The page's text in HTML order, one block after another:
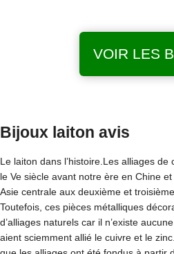
VOIR LES
Bijoux laiton avis
Le laiton dans l’histoire.Les alliages
le Ve siècle avant notre ère en Chine
Asie centrale aux deuxième et
Toutefois, ces pièces métalliques
d’alliages naturels car il n’existe
aient sciemment allié le cuivre et le